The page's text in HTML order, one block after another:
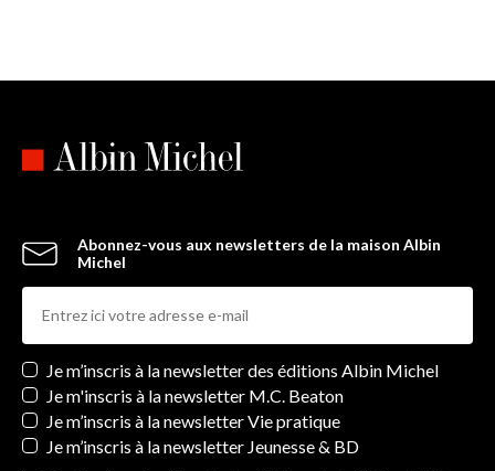
Abonnez-vous aux newsletters de la maison Albin
Michel
Newsletters
Je m’inscris à la newsletter des éditions Albin Michel
Je m'inscris à la newsletter M.C. Beaton
Je m’inscris à la newsletter Vie pratique
Je m’inscris à la newsletter Jeunesse & BD